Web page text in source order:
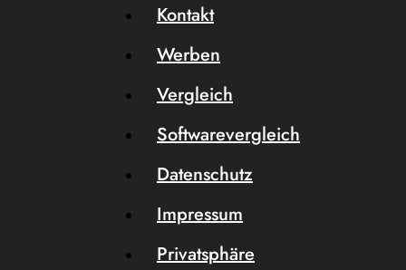
Kontakt
Werben
Vergleich
Softwarevergleich
Datenschutz
Impressum
Privatsphäre